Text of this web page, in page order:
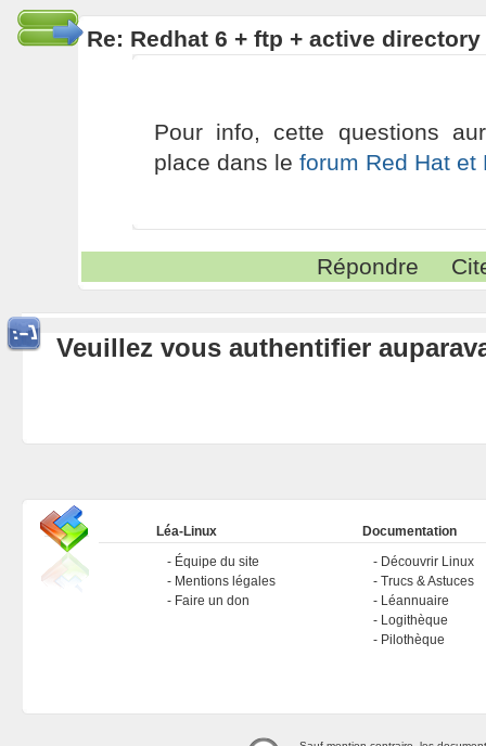
Re: Redhat 6 + ftp + active directory
Pour info, cette questions
place dans le forum Red Hat et
Répondre
Veuillez vous authentifier
Léa-Linux
Équipe du site
Mentions légales
Faire un don
Documentation
Découvrir Linux
Trucs & Astuces
Léannuaire
Logithèque
Pilothèque